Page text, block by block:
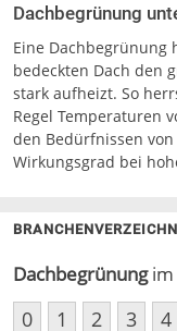
Dachbegrünung
Eine Dachbegrünung
bedeckten Dach den
stark aufheizt. So
Regel Temperaturen
den Bedürfnissen
Wirkungsgrad bei
Dachbegrünungim
0 1 2 3 4